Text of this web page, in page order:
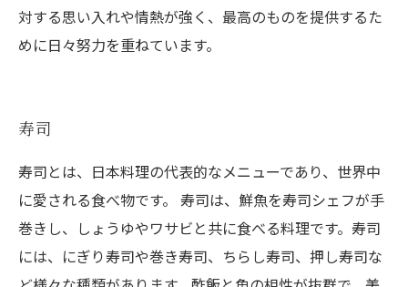
対する思い入れや情熱が強く、最高のものを提供するた
めに日々努力を重ねています。
寿司
寿司とは、日本料理の代表的なメニューであり、世界中
に愛される食べ物です。 寿司は、鮮魚を寿司シェフが手
巻きし、しょうゆやワサビと共に食べる料理です。寿司
には、にぎり寿司や巻き寿司、ちらし寿司、押し寿司な